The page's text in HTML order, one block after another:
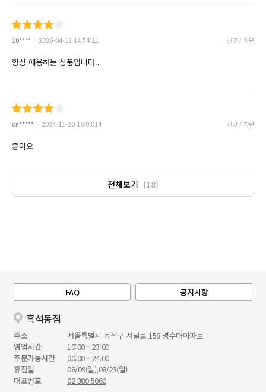
10**** 2026-04-18 14:54:21 신고 / 차단
항상 애용하는 상품입니다..
cn***** 2024-11-20 16:03:14 신고 / 차단
좋아요
전체보기 (18)
FAQ 공지사항
흑석동점
주소
서울특별시 동작구 서달로 158 명수대아파트
영업시간
10:00 - 23:00
주문가능시간
00:00 - 24:00
휴점일
08/09(일),08/23(일)
대표번호
02 380 5060